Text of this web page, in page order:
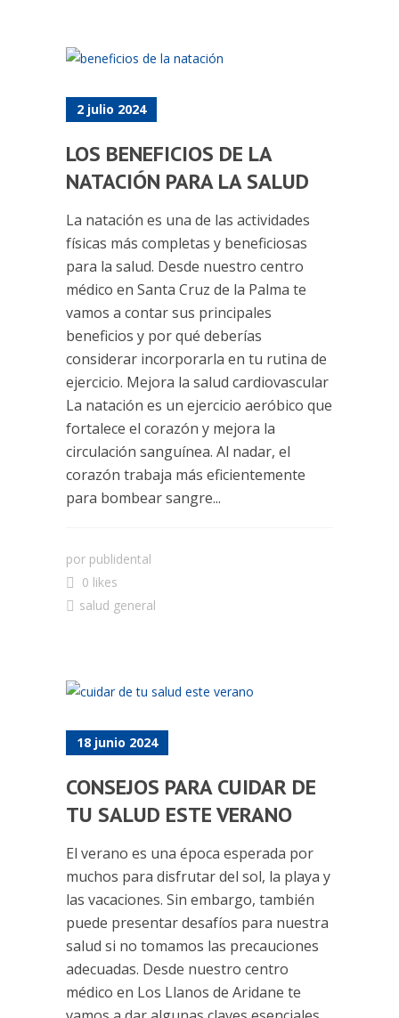
2 julio 2024
LOS BENEFICIOS DE LA
NATACIÓN PARA LA SALUD
La natación es una de las actividades
físicas más completas y beneficiosas
para la salud. Desde nuestro centro
médico en Santa Cruz de la Palma te
vamos a contar sus principales
beneficios y por qué deberías
considerar incorporarla en tu rutina de
ejercicio. Mejora la salud cardiovascular
La natación es un ejercicio aeróbico que
fortalece el corazón y mejora la
circulación sanguínea. Al nadar, el
corazón trabaja más eficientemente
para bombear sangre...
por publidental
0 likes
salud general
18 junio 2024
CONSEJOS PARA CUIDAR DE
TU SALUD ESTE VERANO
El verano es una época esperada por
muchos para disfrutar del sol, la playa y
las vacaciones. Sin embargo, también
puede presentar desafíos para nuestra
salud si no tomamos las precauciones
adecuadas. Desde nuestro centro
médico en Los Llanos de Aridane te